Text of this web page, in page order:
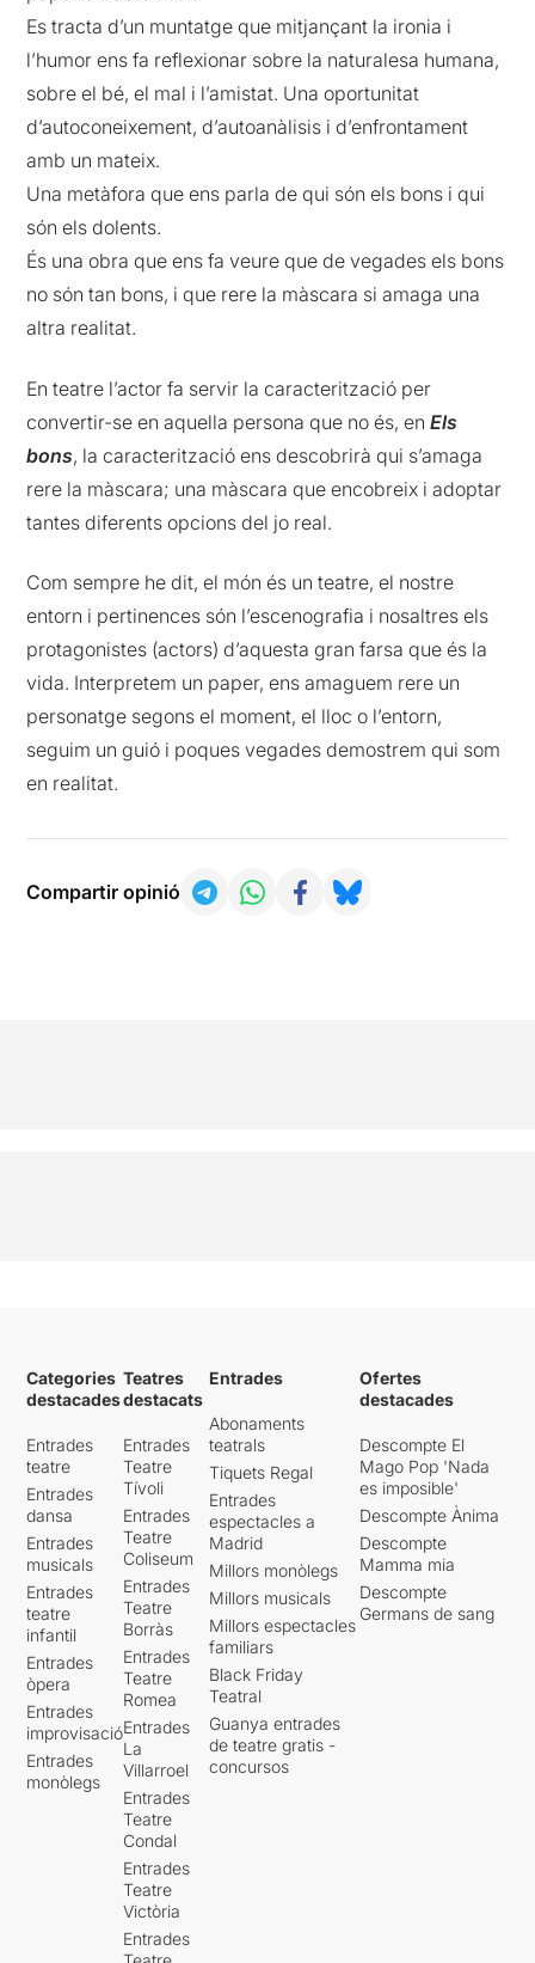
Es tracta d’un muntatge que mitjançant la ironia i
l’humor ens fa reflexionar sobre la naturalesa humana,
sobre el bé, el mal i l’amistat. Una oportunitat
d’autoconeixement, d’autoanàlisis i d’enfrontament
amb un mateix.
Una metàfora que ens parla de qui són els bons i qui
són els dolents.
És una obra que ens fa veure que de vegades els bons
no són tan bons, i que rere la màscara si amaga una
altra realitat.
En teatre l’actor fa servir la caracterització per
convertir-se en aquella persona que no és, enEls
bons, la caracterització ens descobrirà qui s’amaga
rere la màscara; una màscara que encobreix i adoptar
tantes diferents opcions del jo real.
Com sempre he dit, el món és un teatre, el nostre
entorn i pertinences són l’escenografia i nosaltres els
protagonistes (actors) d’aquesta gran farsa que és la
vida. Interpretem un paper, ens amaguem rere un
personatge segons el moment, el lloc o l’entorn,
seguim un guió i poques vegades demostrem qui som
en realitat.
Compartir opinió
Categories
destacades
Entrades
teatre
Entrades
dansa
Entrades
musicals
Entrades
teatre
infantil
Entrades
òpera
Entrades
improvisació
Entrades
monòlegs
Teatres
destacats
Entrades
Teatre
Tívoli
Entrades
Teatre
Coliseum
Entrades
Teatre
Borràs
Entrades
Teatre
Romea
Entrades
La
Villarroel
Entrades
Teatre
Condal
Entrades
Teatre
Victòria
Entrades
Entrades
Abonaments
teatrals
Tiquets Regal
Entrades
espectacles a
Madrid
Millors monòlegs
Millors musicals
Millors espectacles
familiars
Black Friday
Teatral
Guanya entrades
de teatre gratis -
concursos
Ofertes
destacades
Descompte El
Mago Pop 'Nada
es imposible'
Descompte Ànima
Descompte
Mamma mia
Descompte
Germans de sang